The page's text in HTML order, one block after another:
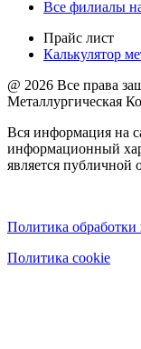
Все филиалы
Прайс лист
Калькулятор
@ 2026 Все права
Металлургическая
Вся информация на
информационный
является публичной
Политика
Политика cookie